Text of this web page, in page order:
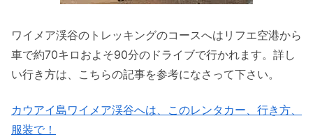
ワイメア渓谷のトレッキングのコースへはリフエ空港から
車で約70キロおよそ90分のドライブで行かれます。詳し
い行き方は、こちらの記事を参考になさって下さい。
カウアイ島ワイメア渓谷へは、このレンタカー、行き方、
服装で！